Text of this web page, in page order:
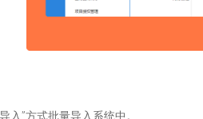
入”方式批量导入系统中。